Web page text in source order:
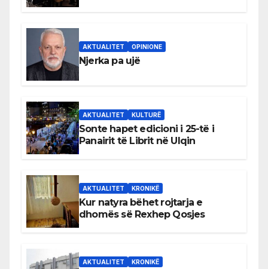
AKTUALITET OPINIONE
Njerka pa ujë
AKTUALITET KULTURË
Sonte hapet edicioni i 25-të i
Panairit të Librit në Ulqin
AKTUALITET KRONIKË
Kur natyra bëhet rojtarja e
dhomës së Rexhep Qosjes
AKTUALITET KRONIKË